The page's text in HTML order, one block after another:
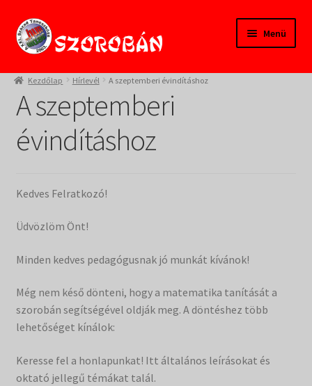
Ugrás
a
Kilépés
a
Menü
Kezdőlap
Tanfolyamok
Termékeink
Szülőknek
Gyereksarok
Alapítvány
Filmtár
Vásár
Kezdőlap Hírlevél A szeptemberi évindításhoz
A szeptemberi
évindításhoz
Kedves Felratkozó!
Üdvözlöm Önt!
Minden kedves pedagógusnak jó munkát kívánok!
Még nem késő dönteni, hogy a matematika tanítását a
szorobán segítségével oldják meg. A döntéshez több
lehetőséget kínálok:
Keresse fel a honlapunkat! Itt általános leírásokat és
oktató jellegű témákat talál.